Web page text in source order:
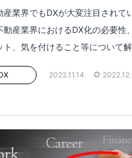
産業界でもDXが大変注目されて
動産業界におけるDX化の必要性
ト、気を付けること等について
2022.11.14